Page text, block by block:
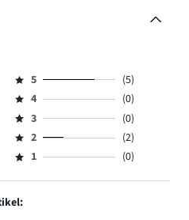
Beoordeling
5,
aantal
reviews
5.
5
(5)
Beoordeling
4,
aantal
reviews
4
(0)
Beoordeling
3,
aantal
3
(0)
Beoordeling
2,
2.
2
(2)
Beoordeling
1,
aantal
reviews
1 (0)